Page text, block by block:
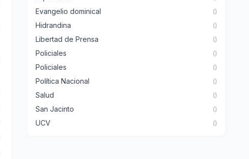
Evangelio dominical ()
Hidrandina ()
Libertad de Prensa ()
Policiales ()
Policiales ()
Política Nacional ()
Salud ()
San Jacinto ()
UCV ()